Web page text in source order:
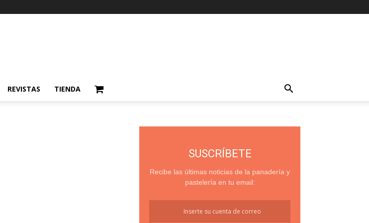
REVISTAS TIENDA
SUSCRÍBETE
Recibe las últimas noticias de la panadería y
pastelería en tu email: